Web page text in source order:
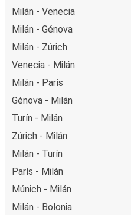
Milán - Venecia
Milán - Génova
Milán - Zúrich
Venecia - Milán
Milán - París
Génova - Milán
Turín - Milán
Zúrich - Milán
Milán - Turín
París - Milán
Múnich - Milán
Milán - Bolonia